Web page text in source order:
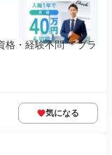
格・経験不問 ＊ブラ
気になる